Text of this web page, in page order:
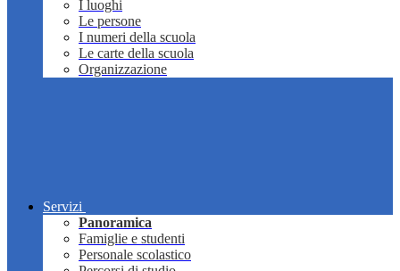
I luoghi
Le persone
I numeri della scuola
Le carte della scuola
Organizzazione
Servizi
Panoramica
Famiglie e studenti
Personale scolastico